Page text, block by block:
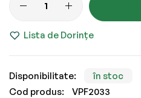
Lista de Dorințe
în stoc
Cod produs
VPF2033